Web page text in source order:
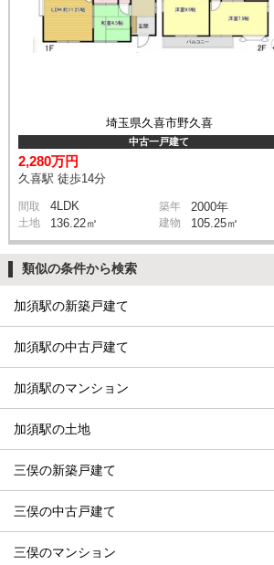
埼玉県久喜市野久喜
中古一戸建て
2,280万円
久喜駅 徒歩14分
間取 4LDK 築年 2000年
土地 136.22㎡ 建物 105.25㎡
類似の条件から検索
加須駅の新築戸建て
加須駅の中古戸建て
加須駅のマンション
加須駅の土地
三俣の新築戸建て
三俣の中古戸建て
三俣のマンション